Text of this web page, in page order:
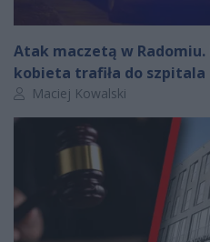
Atak maczetą w Radomiu.
kobieta trafiła do szpitala
Autor artykułu:
Maciej Kowalski